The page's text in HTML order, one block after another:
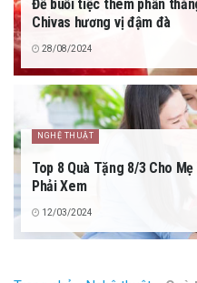
Để buổi tiệc thêm phần
Chivas hương vị đậm đà
28/08/2024
NGHỆ THUẬT
Top 8 Quà Tặng 8/3 Cho
Phải Xem
12/03/2024